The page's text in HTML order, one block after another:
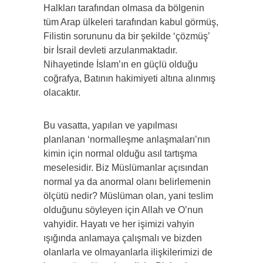
Halkları tarafından olmasa da bölgenin
tüm Arap ülkeleri tarafından kabul görmüş,
Filistin sorununu da bir şekilde ‘çözmüş’
bir İsrail devleti arzulanmaktadır.
Nihayetinde İslam’ın en güçlü olduğu
coğrafya, Batının hakimiyeti altına alınmış
olacaktır.
Bu vasatta, yapılan ve yapılması
planlanan ‘normalleşme anlaşmaları’nın
kimin için normal olduğu asıl tartışma
meselesidir. Biz Müslümanlar açısından
normal ya da anormal olanı belirlemenin
ölçütü nedir? Müslüman olan, yani teslim
olduğunu söyleyen için Allah ve O’nun
vahyidir. Hayatı ve her işimizi vahyin
ışığında anlamaya çalışmalı ve bizden
olanlarla ve olmayanlarla ilişkilerimizi de